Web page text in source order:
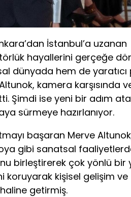
İstanbul’a uzanan
hayallerini gerçeğe
dünyada hem de
kamera karşısında
Şimdi ise yeni bir adım
sürmeye hazırlanıyor.
başaran Merve
gibi sanatsal
birleştirerek çok yönlü bir
koruyarak kişisel gelişim ve
getirmiş.